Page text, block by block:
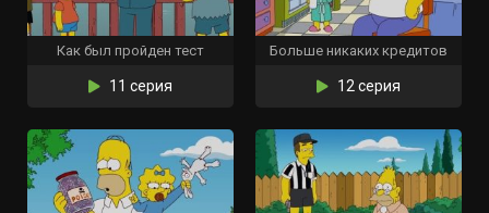
Как был пройден тест
11 серия
Больше никаких кредитов
12 серия